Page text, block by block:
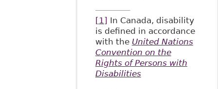
[1] In Canada, disability
is defined in accordance
with the United Nations
Convention on the
Rights of Persons with
Disabilities